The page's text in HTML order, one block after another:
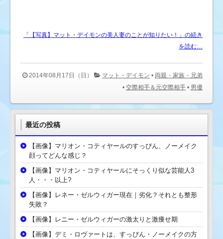
「【写真】マット・デイモンの美人妻のことが知りたい！」の続き
を読む…
2014年08月17日（日） マット・デイモン • 両親・家族・兄弟
• 交際相手＆元交際相手 • 男優
最近の投稿
【画像】マリオン・コティヤールのすっぴん、ノーメイク
顔ってどんな感じ？
【画像】マリオン・コティヤールにそっくり似な芸能人3
人・・・以上?
【画像】レネー・ゼルウィガー現在｜劣化？それとも整形
失敗？
【画像】レニー・ゼルウィガーの激太りと激痩せ期
【画像】デミ・ロヴァートは、すっぴん・ノーメイクの方